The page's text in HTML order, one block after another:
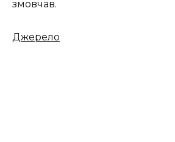
змовчав.
Джерело